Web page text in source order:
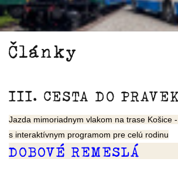
Články
III. CESTA DO
Jazda mimoriadnym vlakom na trase Košice
s interaktívnym programom pre celú rodinu
DOBOVÉ REMESLÁ